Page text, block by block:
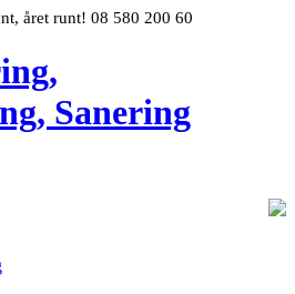
året runt! 08 580 200 60